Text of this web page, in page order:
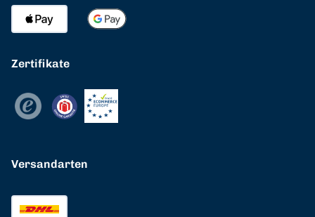
Zertifikate
Versandarten